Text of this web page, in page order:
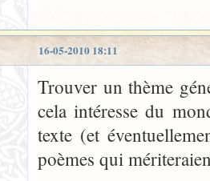
16-05-2010 18:11
Trouver un thème
cela intéresse du
texte (et
poèmes qui